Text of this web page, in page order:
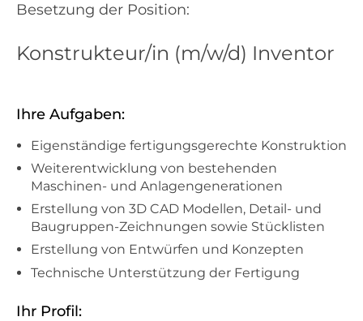
Besetzung der Position:
Konstrukteur/in (m/w/d) Inventor
Ihre Aufgaben:
Eigenständige fertigungsgerechte Konstruktion
Weiterentwicklung von bestehenden
Maschinen- und Anlagengenerationen
Erstellung von 3D CAD Modellen, Detail- und
Baugruppen-Zeichnungen sowie Stücklisten
Erstellung von Entwürfen und Konzepten
Technische Unterstützung der Fertigung
Ihr Profil: